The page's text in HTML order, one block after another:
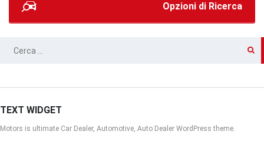
Opzioni di Ricerca
RICERCA
TEXT WIDGET
Motors is ultimate Car Dealer, Automotive, Auto Dealer WordPress theme.